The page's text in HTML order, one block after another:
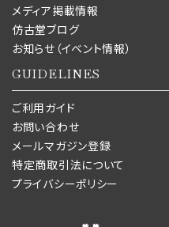
メディア掲載情報
仿古堂ブログ
お知らせ（イベント情報）
GUIDELINES
ご利用ガイド
お問い合わせ
メールマガジン登録
特定商取引法について
プライバシーポリシー